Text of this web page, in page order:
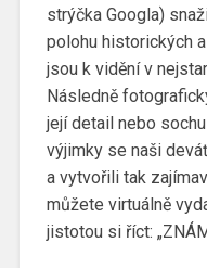
strýčka Googla)
polohu historických
jsou k vidění v
Následně
její detail nebo
výjimky se naši
a vytvořili tak
můžete virtuálně
jistotou si říct: